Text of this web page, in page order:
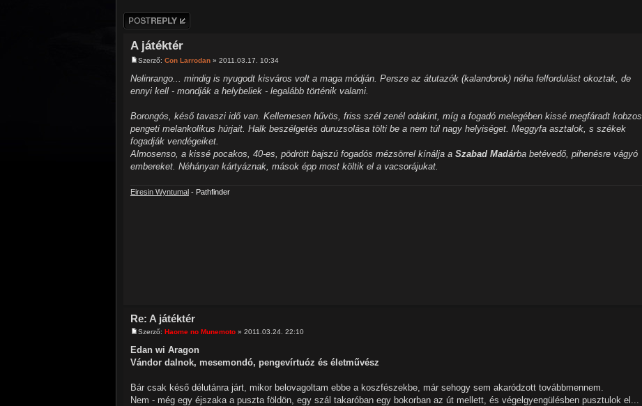
Hozzászólás
küldése
A játéktér
Szerző: Con Larrodan » 2011.03.17. 10:34
Nelinrango... mindig is nyugodt kisváros volt a maga módján. Persze az átutazók (kalandorok) néha felfordulást okoztak, de
ennyi kell - mondják a helybeliek - legalább történik valami.
Borongós, késő tavaszi idő van. Kellemesen hűvös, friss szél zenél odakint, míg a fogadó melegében kissé megfáradt kobzos
pengeti melankolikus húrjait. Halk beszélgetés duruzsolása tölti be a nem túl nagy helyiséget. Meggyfa asztalok, s székek
fogadják vendégeiket.
Almosenso, a kissé pocakos, 40-es, pödrött bajszú fogadós mézsörrel kínálja a Szabad Madárba betévedő, pihenésre vágyó
embereket. Néhányan kártyáznak, mások épp most költik el a vacsorájukat.
Eiresin Wyntumal - Pathfinder
Re: A játéktér
Szerző: Haome no Munemoto » 2011.03.24. 22:10
Edan wi Aragon
Vándor dalnok, mesemondó, pengevírtuóz és életművész
Bár csak késő délutánra járt, mikor belovagoltam ebbe a koszfészekbe, már sehogy sem akaródzott továbbmennem.
Nem - még egy éjszaka a puszta földön, egy szál takaróban egy bokorban az út mellett, és végelgyengülésben pusztulok el...